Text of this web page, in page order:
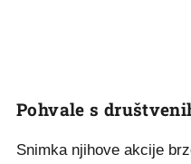
Pohvale s
Snimka njihove akcije